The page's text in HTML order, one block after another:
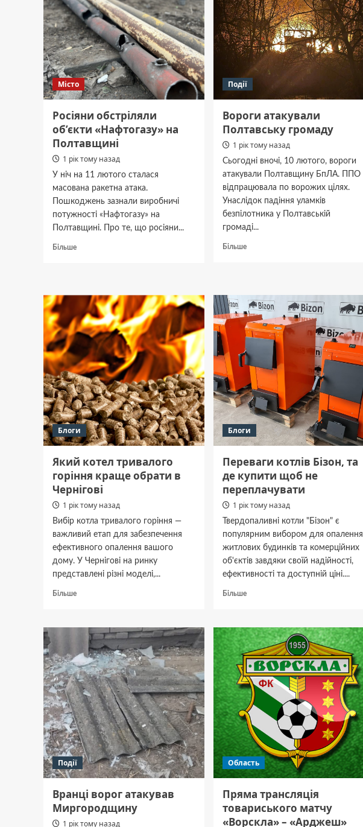
випустили
по
Полтавщині
19
ракет
Місто
Росіяни обстріляли
об’єкти «Нафтогазу» на
Полтавщині
1 рік тому назад
У ніч на 11 лютого сталася
масована ракетна атака.
Пошкоджень зазнали виробничі
потужності «Нафтогазу» на
Полтавщині. Про те, що росіяни...
БільшеДокладніше
«Нафтогазу»
на
Полтавщині
Події
Вороги атакували
Полтавську громаду
1 рік тому назад
Сьогодні вночі, 10 лютого, вороги
атакували Полтавщину БпЛА. ППО
відпрацювала по ворожих цілях.
Унаслідок падіння уламків
безпілотника у Полтавській
громаді...
БільшеДокладніше
громаду
Блоги
Який котел тривалого
горіння краще обрати в
Чернігові
1 рік тому назад
Вибір котла тривалого горіння —
важливий етап для забезпечення
ефективного опалення вашого
дому. У Чернігові на ринку
представлені різні моделі,...
БільшеДокладніше
котел
тривалого
горіння
краще
обрати
в
Чернігові
Блоги
Переваги котлів Бізон, та
де купити щоб не
переплачувати
1 рік тому назад
Твердопаливні котли "Бізон" є
популярним вибором для опалення
житлових будинків та комерційних
об'єктів завдяки своїй надійності,
ефективності та доступній ціні....
БільшеДокладніше
котлів
Бізон,
та
де
купити
щоб
не
переплачувати
Події
Вранці ворог атакував
Миргородщину
1 рік тому назад
Область
Пряма трансляція
товариського матчу
«Ворскла» – «Арджеш»